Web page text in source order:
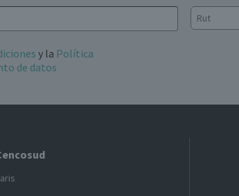
y la Política
de datos